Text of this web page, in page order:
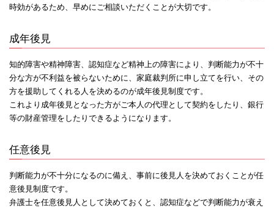
時効があるため、早めにご相談いただくことが大切です。
成年後見
知的障害や精神障害、認知症など精神上の障害により、判断能力が不十
分な方が不利益を被らないために、家庭裁判所に申し立てを行い、その
方を援助してくれる人を決めるのが成年後見制度です。
これより成年後見となった方がご本人の代理として契約をしたり、銀行
等の財産管理をしたりできるようになります。
任意後見
判断能力が不十分になるのに備え、事前に後見人を決めておくことが任
意後見制度です。
弁護士を任意後見人として決めておくと、認知症などで判断能力が衰え